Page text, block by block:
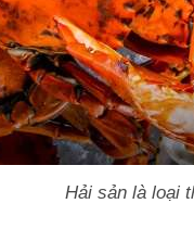
Hải sản là loại